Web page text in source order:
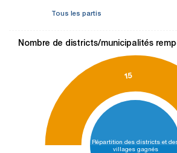
Tous les partis
Nombre de districts/municipalités
15
Répartition des districts et
villages gagnés